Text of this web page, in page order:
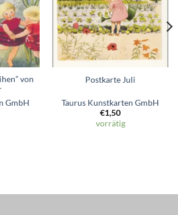
von
GmbH
Postkarte Juli
Taurus Kunstkarten GmbH
€1,50
vorrätig